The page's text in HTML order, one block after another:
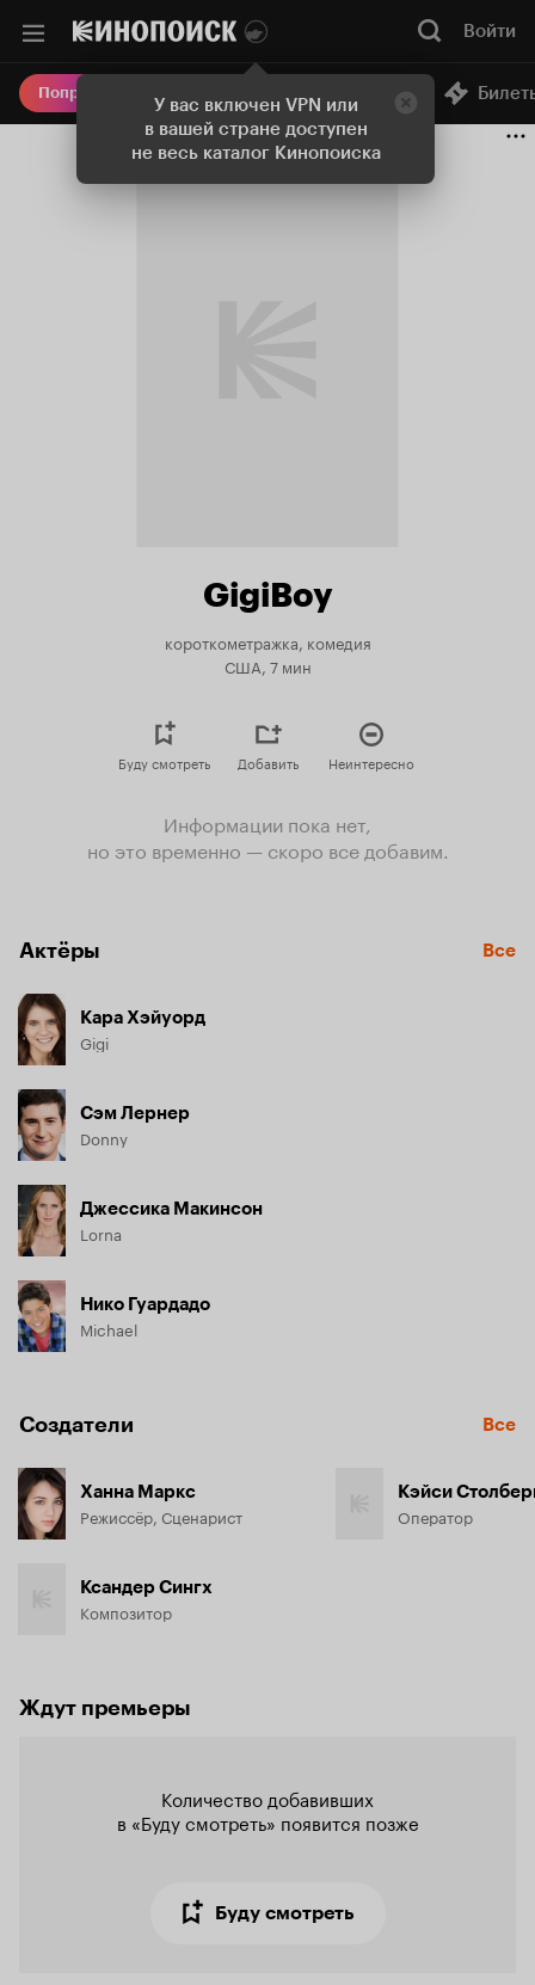
У вас включен VPN или
в вашей стране доступен
не весь каталог Кинопоиска
Войти
Попробовать Плюс Онлайн-кинотеатр
GigiBoy
короткометражка, комедия
США, 7 мин
Буду смотреть Добавить Неинтересно
Информации пока нет,
но это временно — скоро все добавим.
Актёры Все
Кара Хэйуорд
Gigi
Сэм Лернер
Donny
Джессика Макинсон
Lorna
Нико Гуардадо
Michael
Создатели Все
Ханна Маркс
Режиссёр, Сценарист
Ксандер Сингх
Композитор
Кэйси
Оператор
Ждут премьеры
Количество добавивших
в «Буду смотреть» появится позже
Буду смотреть